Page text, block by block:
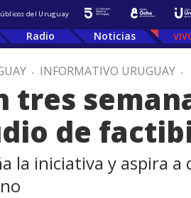
del Uruguay
Radio Noticias
. INFORMATIVO URUGUAY .
tres
de
la iniciativa y aspira